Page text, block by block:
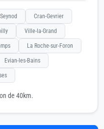
Seynod Cran-Gevrier
Ville-la-Grand
La Roche-sur-Foron
Evian-les-Bains
de 40km.